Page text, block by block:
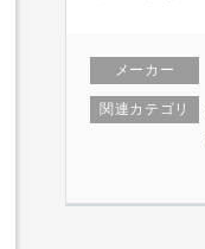
メーカー
関連カテゴリ